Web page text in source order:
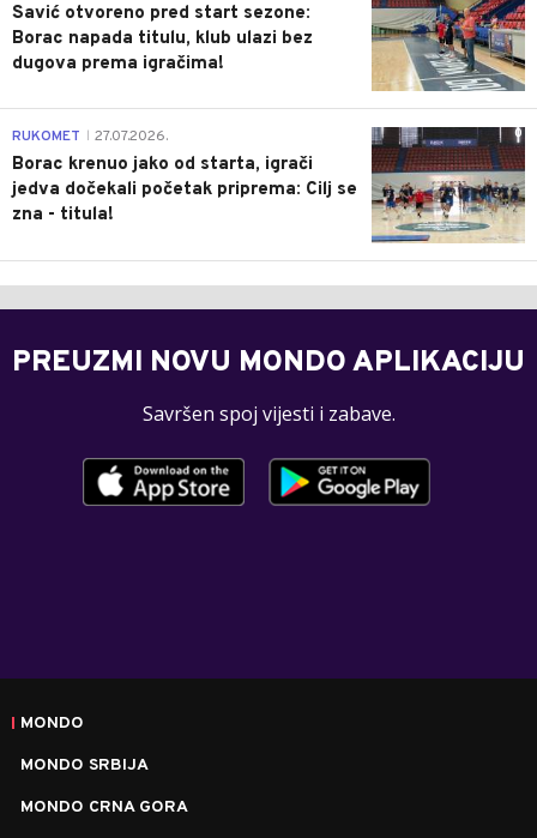
Savić otvoreno pred start sezone:
Borac napada titulu, klub ulazi bez
dugova prema igračima!
0
RUKOMET 27.07.2026.
Borac krenuo jako od starta, igrači
jedva dočekali početak priprema: Cilj se
zna - titula!
PREUZMI NOVU MONDO APLIKACIJU
Savršen spoj vijesti i zabave.
MONDO
MONDO SRBIJA
MONDO CRNA GORA